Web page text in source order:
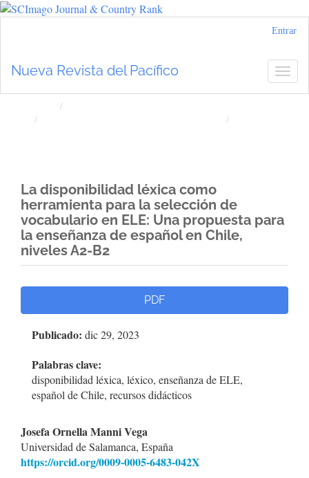
principal
Entrar
Nueva Revista del Pacífico
La disponibilidad léxica como
herramienta para la selección de
vocabulario en ELE: Una propuesta para
la enseñanza de español en Chile,
niveles A2-B2
lateral
del
artículo
PDF
Publicado: dic 29, 2023
Palabras clave:
disponibilidad léxica, léxico, enseñanza de ELE,
español de Chile, recursos didácticos
Contenido
principal
Josefa Ornella Manni Vega
Universidad de Salamanca, España
https://orcid.org/0009-0005-6483-042X